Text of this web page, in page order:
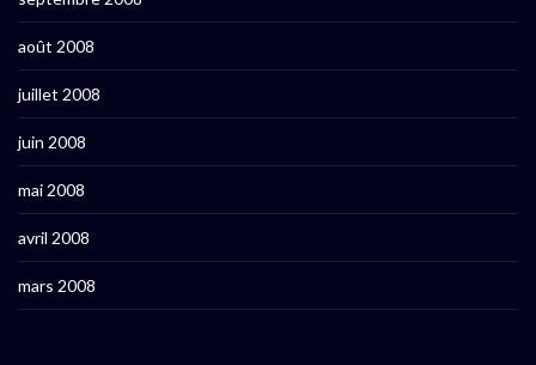
août 2008
juillet 2008
juin 2008
mai 2008
avril 2008
mars 2008